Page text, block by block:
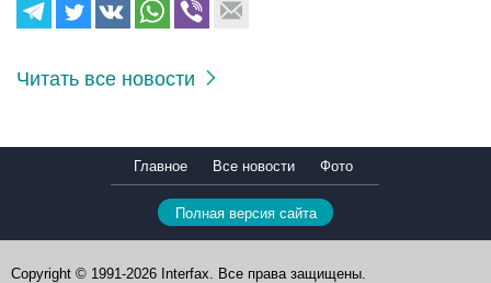
Читать все новости
Главное Все новости Фото
Полная версия сайта
Copyright © 1991-2026 Interfax. Все права защищены.